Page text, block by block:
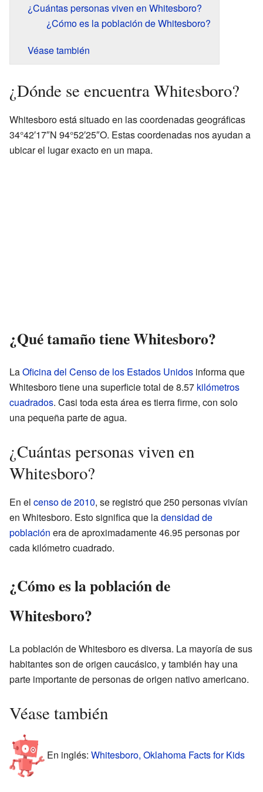
¿Cuántas personas viven en Whitesboro?
¿Cómo es la población de Whitesboro?
Véase también
¿Dónde se encuentra Whitesboro?
Whitesboro está situado en las coordenadas geográficas
34°42′17″N 94°52′25″O. Estas coordenadas nos ayudan a
ubicar el lugar exacto en un mapa.
¿Qué tamaño tiene Whitesboro?
LaOficina del Censo de los Estados Unidos informa que
Whitesboro tiene una superficie total de 8.57 kilómetros
cuadrados. Casi toda esta área es tierra firme, con solo
una pequeña parte de agua.
¿Cuántas personas viven en
Whitesboro?
En el censo de 2010, se registró que 250 personas vivían
en Whitesboro. Esto significa que ladensidad de
población era de aproximadamente 46.95 personas por
cada kilómetro cuadrado.
¿Cómo es la población de
Whitesboro?
La población de Whitesboro es diversa. La mayoría de sus
habitantes son de origen caucásico, y también hay una
parte importante de personas de origen nativo americano.
Véase también
En inglés: Whitesboro, Oklahoma Facts for Kids